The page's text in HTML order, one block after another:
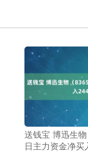
送钱宝 博迅生
日主力资金净